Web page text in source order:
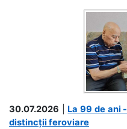
30.07.2026
La 99 de ani
distincții feroviare